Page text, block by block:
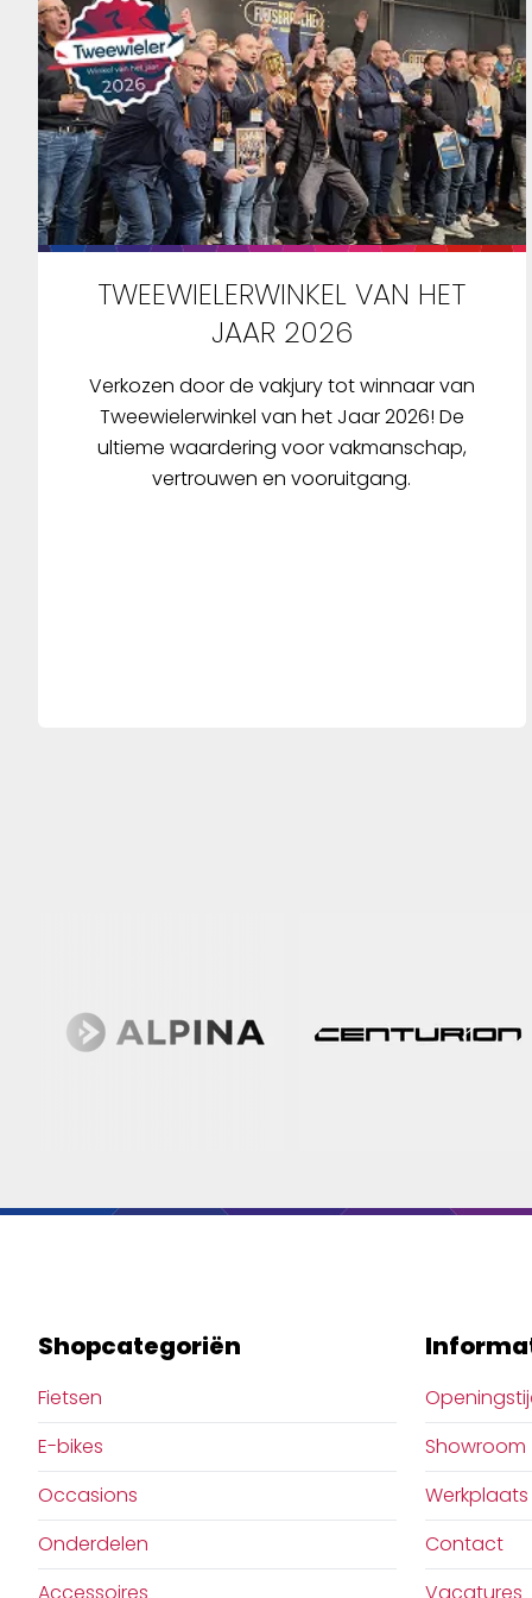
TWEEWIELERWINKEL VAN HET
JAAR 2026
Verkozen door de vakjury tot winnaar van
Tweewielerwinkel van het Jaar 2026! De
ultieme waardering voor vakmanschap,
vertrouwen en vooruitgang.
Shopcategoriën
Fietsen
E-bikes
Occasions
Onderdelen
Accessoires
Showroom
Werkplaats
Contact
Vacatures